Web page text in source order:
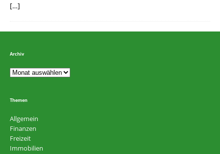
[…]
Archiv
Themen
Allgemein
Finanzen
Freizeit
Immobilien